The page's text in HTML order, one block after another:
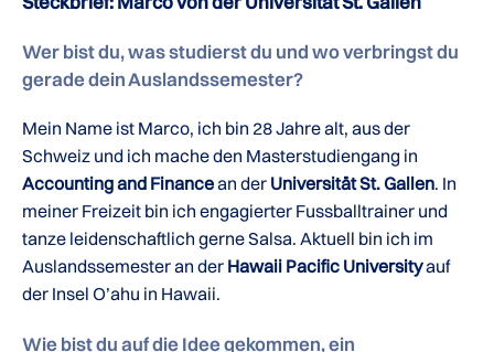
Wer bist du, was studierst du und wo verbringst du
gerade dein Auslandssemester?
Mein Name ist Marco, ich bin 28 Jahre alt, aus der
Schweiz und ich mache den Masterstudiengang in
Accounting and Financean der Universität St. Gallen. In
meiner Freizeit bin ich engagierter Fussballtrainer und
tanze leidenschaftlich gerne Salsa. Aktuell bin ich im
Auslandssemester an der Hawaii Pacific Universityauf
der Insel O’ahu in Hawaii.
Wie bist du auf die Idee gekommen, ein